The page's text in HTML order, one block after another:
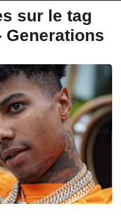
sur le tag
Generations